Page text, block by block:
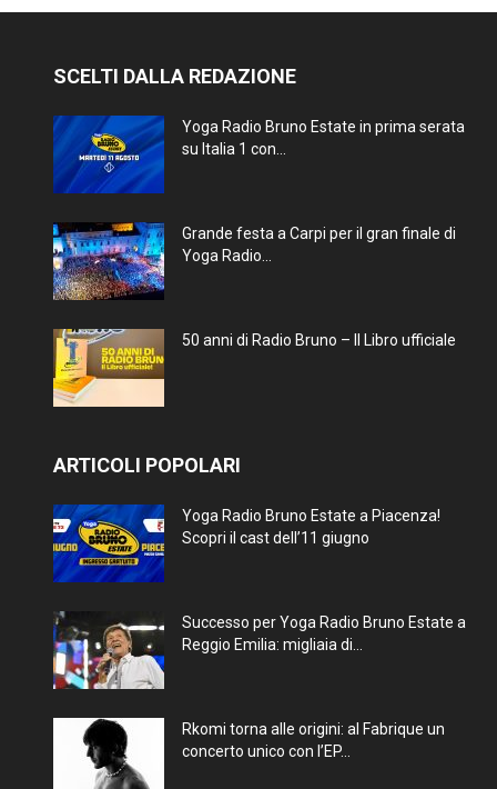
SCELTI DALLA REDAZIONE
Yoga Radio Bruno Estate in prima serata
su Italia 1 con...
Grande festa a Carpi per il gran finale di
Yoga Radio...
50 anni di Radio Bruno – Il Libro ufficiale
ARTICOLI POPOLARI
Yoga Radio Bruno Estate a Piacenza!
Scopri il cast dell’11 giugno
Successo per Yoga Radio Bruno Estate a
Reggio Emilia: migliaia di...
Rkomi torna alle origini: al Fabrique un
concerto unico con l’EP...